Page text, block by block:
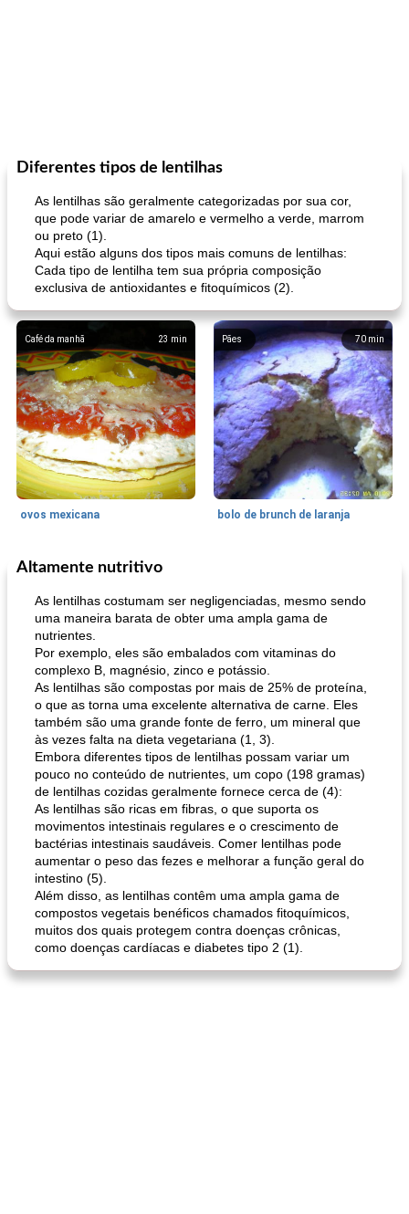
Diferentes tipos de lentilhas
As lentilhas são geralmente categorizadas por sua cor,
que pode variar de amarelo e vermelho a verde, marrom
ou preto (1).
Aqui estão alguns dos tipos mais comuns de lentilhas:
Cada tipo de lentilha tem sua própria composição
exclusiva de antioxidantes e fitoquímicos (2).
23 min
Café da manhã
ovos mexicana
70 min
Pães
bolo de brunch de laranja
130
Pães De Fermento
pão plano (out)
Altamente nutritivo
As lentilhas costumam ser negligenciadas, mesmo sendo
uma maneira barata de obter uma ampla gama de
nutrientes.
Por exemplo, eles são embalados com vitaminas do
complexo B, magnésio, zinco e potássio.
As lentilhas são compostas por mais de 25% de proteína,
o que as torna uma excelente alternativa de carne. Eles
também são uma grande fonte de ferro, um mineral que
às vezes falta na dieta vegetariana (1, 3).
Embora diferentes tipos de lentilhas possam variar um
pouco no conteúdo de nutrientes, um copo (198 gramas)
de lentilhas cozidas geralmente fornece cerca de (4):
As lentilhas são ricas em fibras, o que suporta os
movimentos intestinais regulares e o crescimento de
bactérias intestinais saudáveis. Comer lentilhas pode
aumentar o peso das fezes e melhorar a função geral do
intestino (5).
Além disso, as lentilhas contêm uma ampla gama de
compostos vegetais benéficos chamados fitoquímicos,
muitos dos quais protegem contra doenças crônicas,
como doenças cardíacas e diabetes tipo 2 (1).